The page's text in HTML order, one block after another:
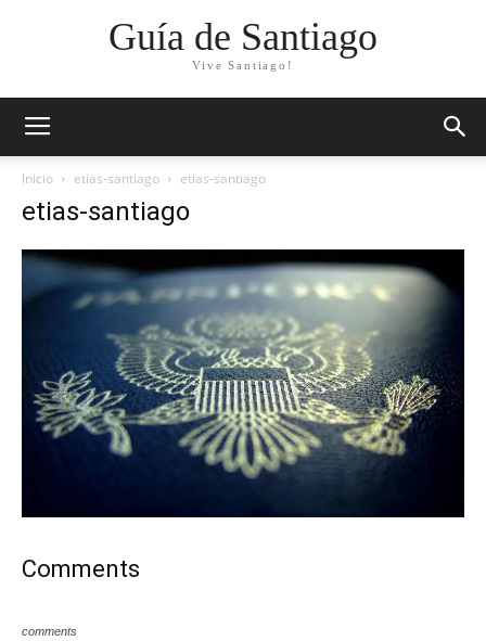
Guía de Santiago
Vive Santiago!
Inicio etias-santiago etias-santiago
etias-santiago
Comments
comments